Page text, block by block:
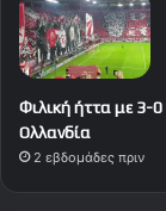
Φιλική ήττα με 3-
Ολλανδία
2 εβδομάδες πριν